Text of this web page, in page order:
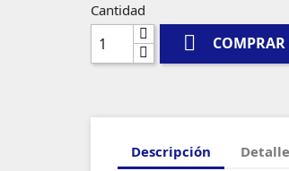
Cantidad
 COMPRAR
Descripción